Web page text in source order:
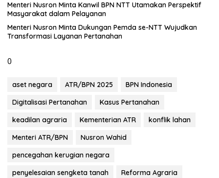
Menteri Nusron Minta Kanwil BPN NTT Utamakan Perspektif
Masyarakat dalam Pelayanan
Menteri Nusron Minta Dukungan Pemda se-NTT Wujudkan
Transformasi Layanan Pertanahan
0
aset negara ATR/BPN 2025
BPN Indonesia
Digitalisasi Pertanahan
Kasus Pertanahan
keadilan agraria
Kementerian ATR
konflik lahan
Menteri ATR/BPN
Nusron Wahid
pencegahan kerugian negara
penyelesaian sengketa tanah
Reforma Agraria